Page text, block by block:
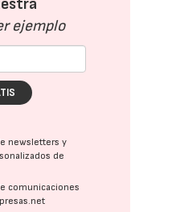
ejemplo
newsletters y
de
comunicaciones